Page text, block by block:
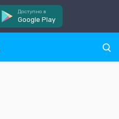
Доступно в
Google Play